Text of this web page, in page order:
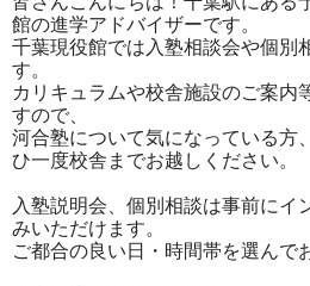
館の進学アドバイザーです。
千葉現役館では入塾相談会や個別
す。
カリキュラムや校舎施設のご案内
すので、
河合塾について気になっている方
ひ一度校舎までお越しください。
入塾説明会、個別相談は事前にイ
みいただけます。
ご都合の良い日・時間帯を選んで